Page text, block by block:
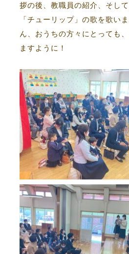
拶の後、教職員の紹介、そし
「チューリップ」の歌を歌い
ん、おうちの方々にとっても
ますように！